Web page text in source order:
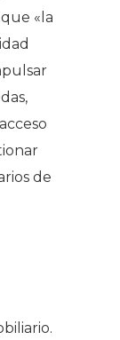
«la
de